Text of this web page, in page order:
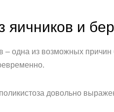
яичников и
– одна из возможных
довольно